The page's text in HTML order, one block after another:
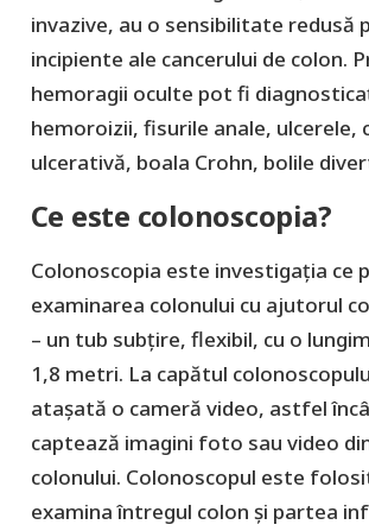
invazive, au o sensibilitate redusă
incipiente ale cancerului de colon.
hemoragii oculte pot fi
hemoroizii, fisurile anale, ulcerele,
ulcerativă, boala Crohn, bolile
Ce este colonoscopia?
Colonoscopia este investigația ce
examinarea colonului cu ajutorul
– un tub subțire, flexibil, cu o
1,8 metri. La capătul
atașată o cameră video, astfel
captează imagini foto sau video
colonului. Colonoscopul este
examina întregul colon și partea